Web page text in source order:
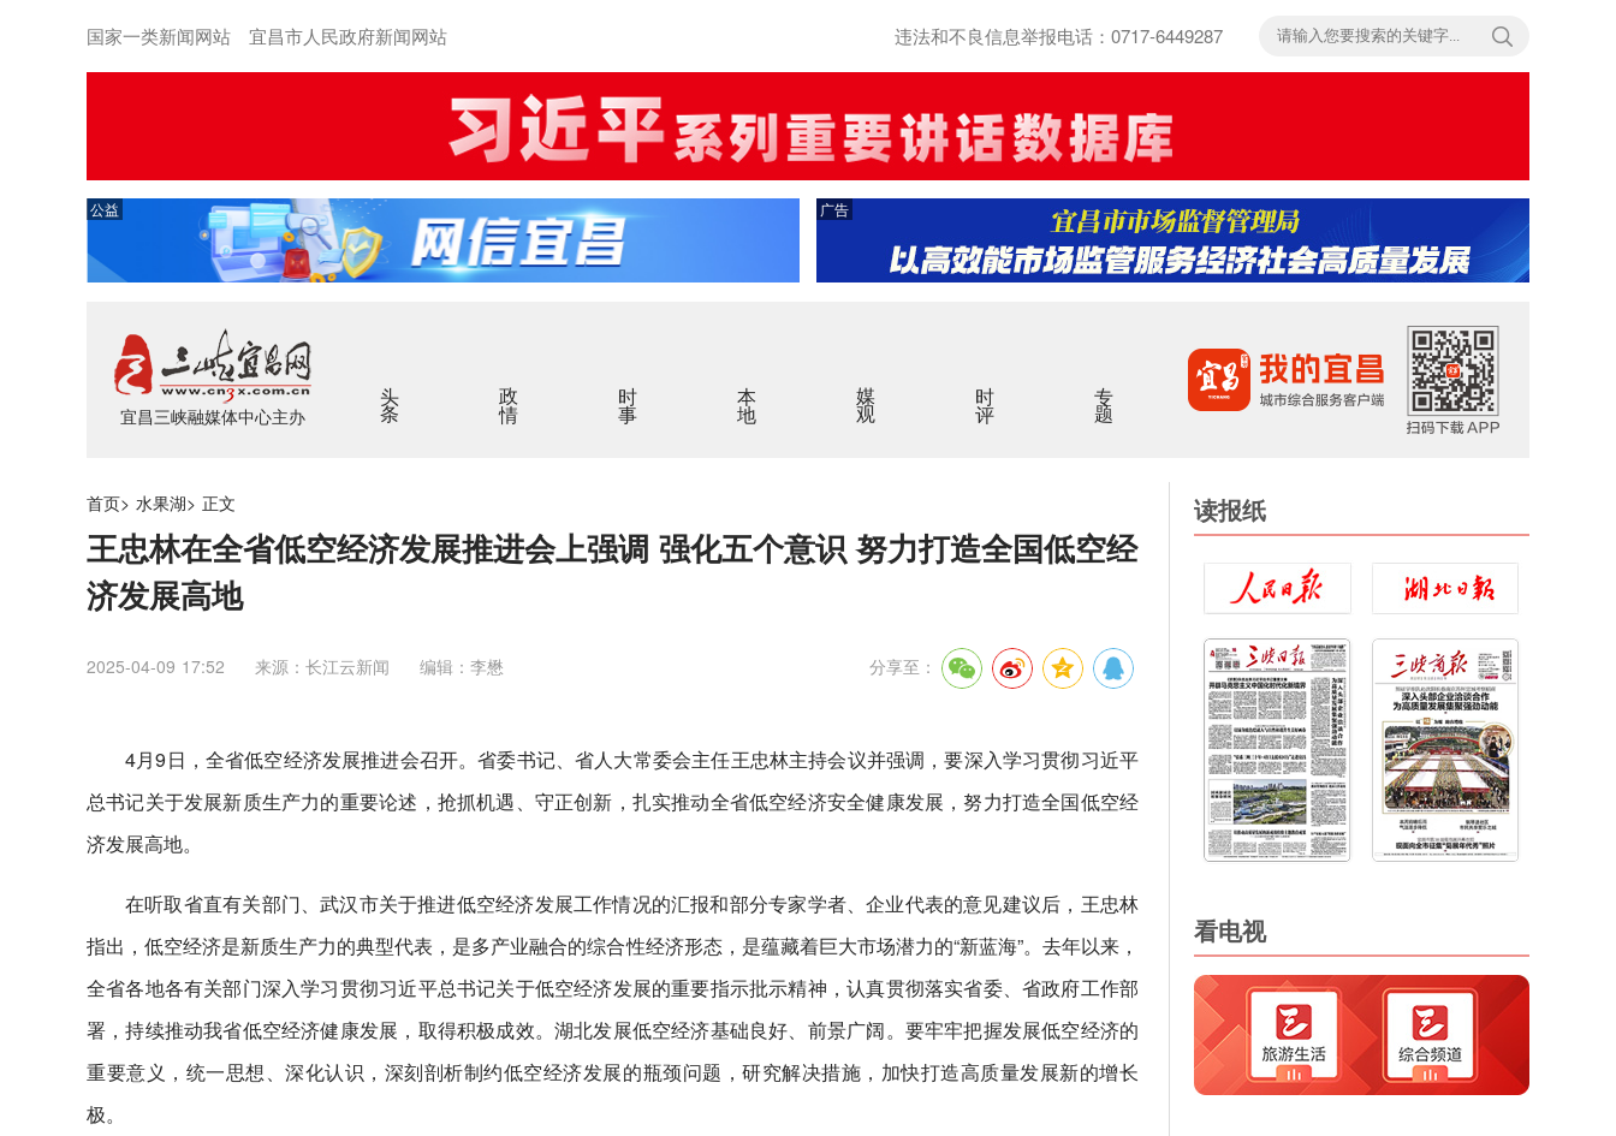
国家一类新闻网站 宜昌市人民政府新闻网站 违法和不良信息举报电话：0717-6449287
公益 广告
宜昌三峡融媒体中心主办
头条 政情 时事 本地 媒观 时评 专题
首页> 水果湖> 正文
王忠林在全省低空经济发展推进会上强调 强化五个意识 努力打造全国低空经
济发展高地
2025-04-09 17:52 来源：长江云新闻 编辑：李懋 分享至：
4月9日，全省低空经济发展推进会召开。省委书记、省人大常委会主任王忠林主持会议并强调，要深入学习贯彻习近平
总书记关于发展新质生产力的重要论述，抢抓机遇、守正创新，扎实推动全省低空经济安全健康发展，努力打造全国低空经
济发展高地。
在听取省直有关部门、武汉市关于推进低空经济发展工作情况的汇报和部分专家学者、企业代表的意见建议后，王忠林
指出，低空经济是新质生产力的典型代表，是多产业融合的综合性经济形态，是蕴藏着巨大市场潜力的“新蓝海”。去年以来，
全省各地各有关部门深入学习贯彻习近平总书记关于低空经济发展的重要指示批示精神，认真贯彻落实省委、省政府工作部
署，持续推动我省低空经济健康发展，取得积极成效。湖北发展低空经济基础良好、前景广阔。要牢牢把握发展低空经济的
重要意义，统一思想、深化认识，深刻剖析制约低空经济发展的瓶颈问题，研究解决措施，加快打造高质量发展新的增长
极。
读报纸
看电视